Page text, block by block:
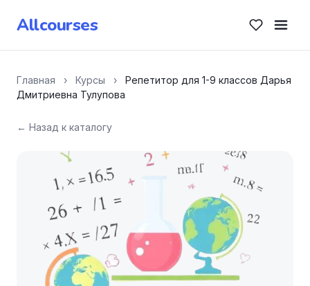
Allcourses
Главная › Курсы ›
Репетитор для 1-9 классов Дарья
Дмитриевна Тулупова
← Назад к каталогу